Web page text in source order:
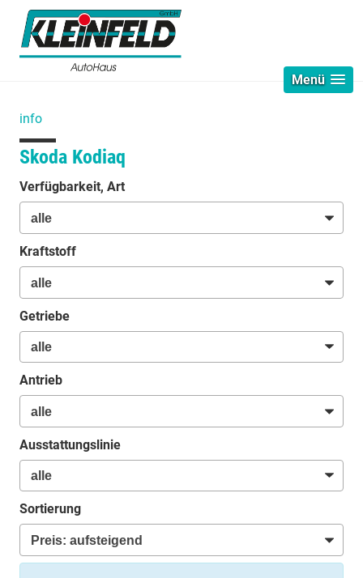
Menü
info
Skoda Kodiaq
Verfügbarkeit, Art
Kraftstoff
Getriebe
Antrieb
Ausstattungslinie
Sortierung